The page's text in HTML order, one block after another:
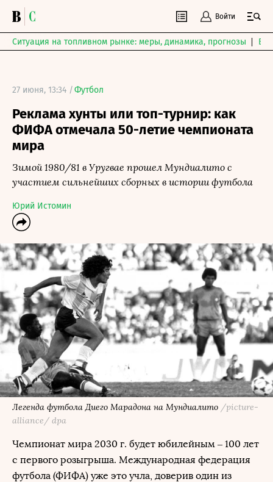
Войти
Ситуация на топливном рынке: меры, динамика, прогнозы
27 июня, 13:34 /Футбол
Реклама хунты или топ-турнир: как
ФИФА отмечала 50-летие чемпионата
мира
Зимой 1980/81 в Уругвае прошел Мундиалито с
участием сильнейших сборных в истории футбола
Юрий Истомин
Легенда футбола Диего Марадона на Мундиалито /picture-
alliance/ dpa
Чемпионат мира 2030 г. будет юбилейным – 100 лет
с первого розыгрыша. Международная федерация
футбола (ФИФА) уже это учла, доверив один из